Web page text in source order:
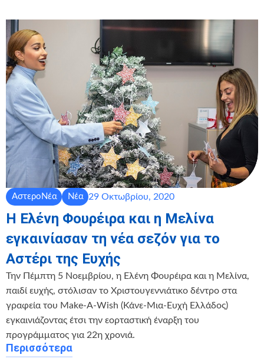
ΑστεροΝέα Νέα 29 Οκτωβρίου, 2020
Η Ελένη Φουρέιρα και η Μελίνα
εγκαινίασαν τη νέα σεζόν για το
Αστέρι της Ευχής
Την Πέμπτη 5 Νοεμβρίου, η Ελένη Φουρέιρα και η Μελίνα,
παιδί ευχής, στόλισαν το Χριστουγεννιάτικο δέντρο στα
γραφεία του Make-A-Wish (Κάνε-Μια-Ευχή Ελλάδος)
εγκαινιάζοντας έτσι την εορταστική έναρξη του
προγράμματος για 22η χρονιά.
Περισσότερα